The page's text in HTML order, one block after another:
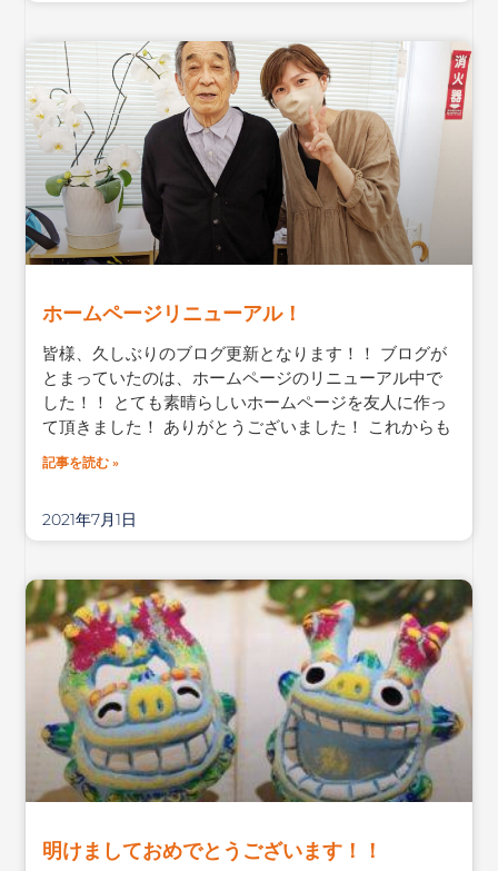
ホームページリニューアル！
皆様、久しぶりのブログ更新となります！！ ブログが
とまっていたのは、ホームページのリニューアル中で
した！！ とても素晴らしいホームページを友人に作っ
て頂きました！ ありがとうございました！ これからも
記事を読む »
2021年7月1日
明けましておめでとうございます！！